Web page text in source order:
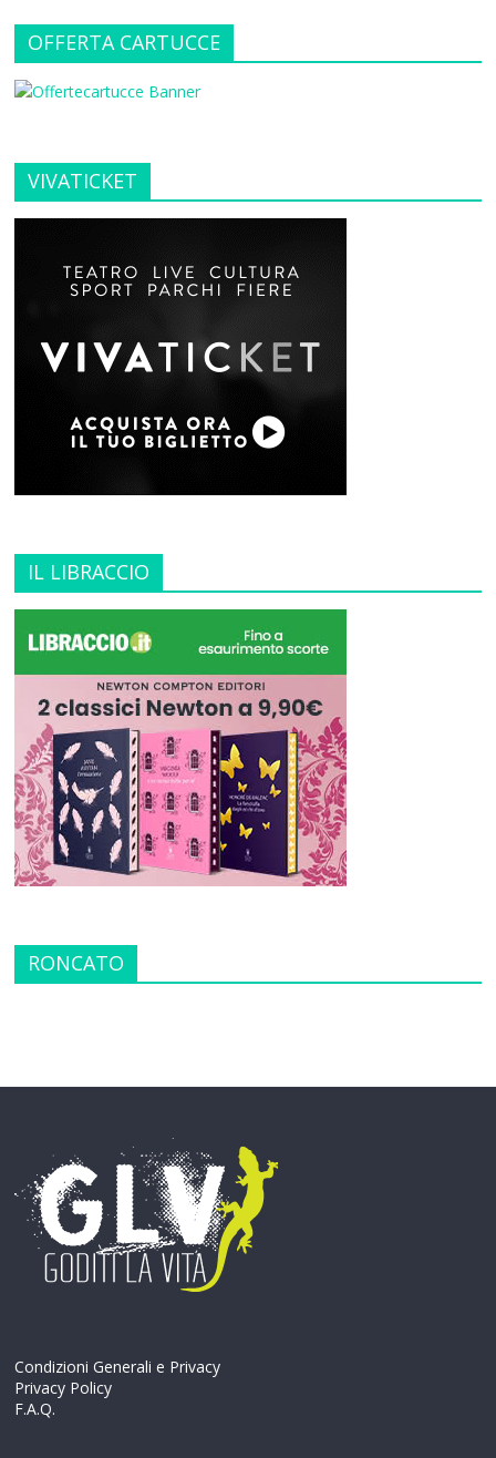
OFFERTA CARTUCCE
VIVATICKET
IL LIBRACCIO
RONCATO
Condizioni Generali e Privacy
Privacy Policy
F.A.Q.